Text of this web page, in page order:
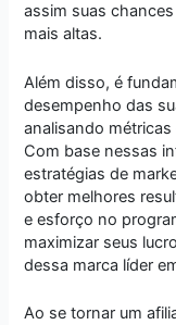
assim suas
mais altas.
Além disso, é
desempenho das
analisando
Com base nessas
estratégias de
obter melhores
e esforço no
maximizar seus
dessa marca líder
Ao se tornar um